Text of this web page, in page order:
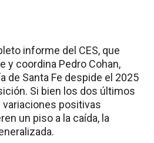
informe del CES, que
y coordina Pedro Cohan,
de Santa Fe despide el 2025
Si bien los dos últimos
positivas
un piso a la caída, la